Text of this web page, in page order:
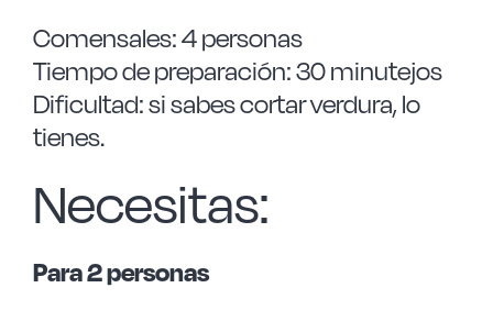
Comensales: 4 personas
Tiempo de preparación: 30 minutejos
Dificultad: si sabes cortar verdura, lo
tienes.
Necesitas:
Para 2 personas